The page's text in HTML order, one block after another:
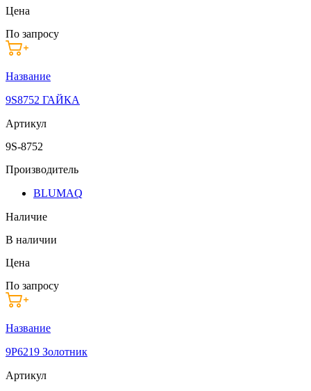
Цена
По запросу
Название
9S8752 ГАЙКА
Артикул
9S-8752
Производитель
BLUMAQ
Наличие
В наличии
Цена
По запросу
Название
9P6219 Золотник
Артикул